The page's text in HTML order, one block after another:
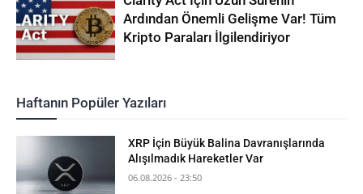
Ardından Önemli Gelişme Var! Tüm
Kripto Paraları İlgilendiriyor
Haftanın Popüler Yazıları
XRP İçin Büyük Balina Davranışlarında
Alışılmadık Hareketler Var
06.08.2026 - 23:50